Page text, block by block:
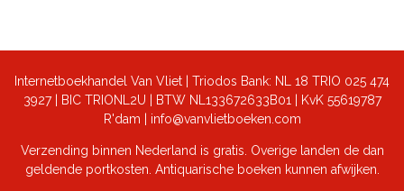
Internetboekhandel Van Vliet | Triodos Bank: NL 18 TRIO 025 474
3927 | BIC TRIONL2U | BTW NL133672633B01 | KvK 55619787
R'dam | info@vanvlietboeken.com
Verzending binnen Nederland is gratis. Overige landen de dan
geldende portkosten. Antiquarische boeken kunnen afwijken.